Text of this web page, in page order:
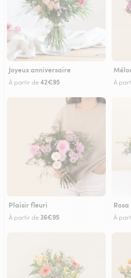
Joyeux anniversaire
À partir de42€95 À
Plaisir fleuri
À partir de 36€95 À